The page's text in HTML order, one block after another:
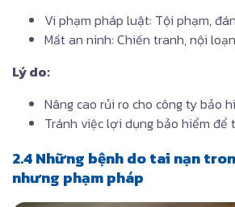
Vi phạm pháp luật: Tội phạm,
Mất an ninh: Chiến tranh, nội
Lý do:
Nâng cao rủi ro cho công ty bảo
Tránh việc lợi dụng bảo hiểm để
2.4 Những bệnh do tai nạn
nhưng phạm pháp